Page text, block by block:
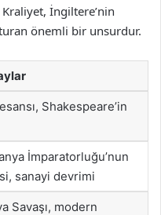
İngiltere’nin
önemli bir unsurdur.
Shakespeare’in
İmparatorluğu’nun
sanayi devrimi
Savaşı, modern